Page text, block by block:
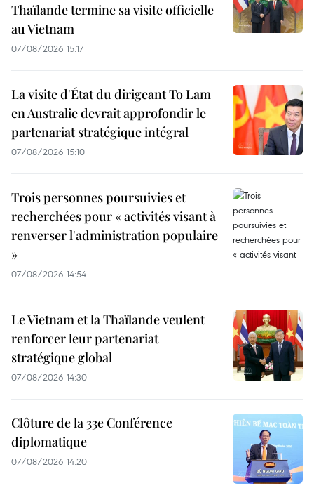
Thaïlande termine sa visite officielle
au Vietnam
07/08/2026 15:17
La visite d'État du dirigeant To Lam
en Australie devrait approfondir le
partenariat stratégique intégral
07/08/2026 15:10
Trois personnes poursuivies et
recherchées pour « activités visant à
renverser l'administration populaire
»
07/08/2026 14:54
Le Vietnam et la Thaïlande veulent
renforcer leur partenariat
stratégique global
07/08/2026 14:30
Clôture de la 33e Conférence
diplomatique
07/08/2026 14:20